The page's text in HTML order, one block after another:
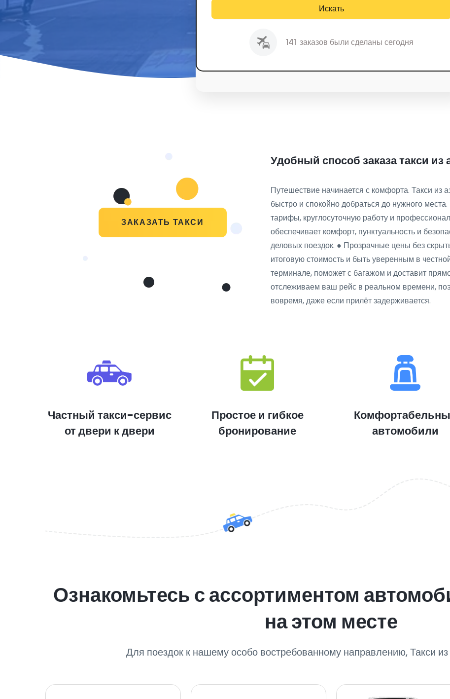
Искать
141 заказов были сделаны сегодня
ЗАКАЗАТЬ ТАКСИ
Удобный способ заказа такси из
Путешествие начинается с комфорта. Такси
быстро и спокойно добраться до нужного
тарифы, круглосуточную работу и
обеспечивает комфорт, пунктуальность и
деловых поездок. ● Прозрачные цены без
итоговую стоимость и быть уверенным в
терминале, поможет с багажом и доставит
отслеживаем ваш рейс в реальном времени,
вовремя, даже если прилёт задерживается.
Частный такси-сервис
от двери к двери
Простое и гибкое
бронирование
автомобили
Ознакомьтесь с ассортиментом
на этом месте
Для поездок к нашему особо востребованному направлению, Такси